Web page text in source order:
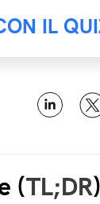
IL
(TL;DR)